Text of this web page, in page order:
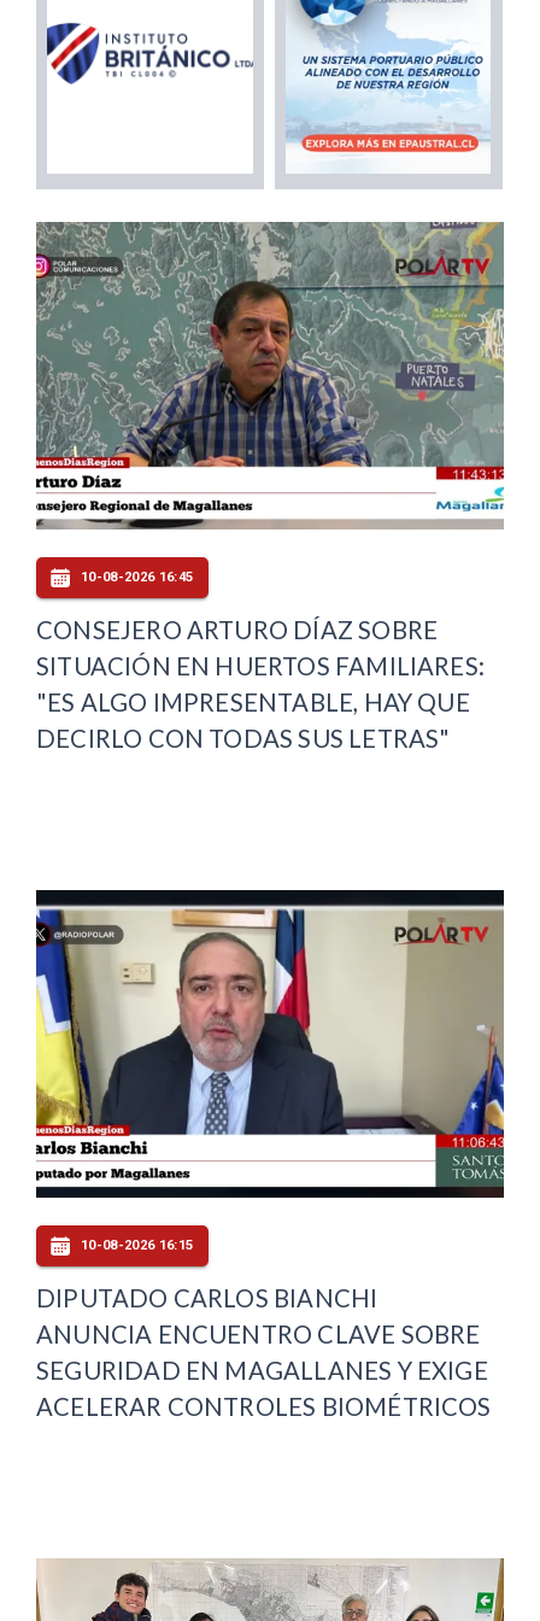
10-08-2026 16:45
CONSEJERO ARTURO DÍAZ SOBRE
SITUACIÓN EN HUERTOS FAMILIARES:
"ES ALGO IMPRESENTABLE, HAY QUE
DECIRLO CON TODAS SUS LETRAS"
10-08-2026 16:15
DIPUTADO CARLOS BIANCHI
ANUNCIA ENCUENTRO CLAVE SOBRE
SEGURIDAD EN MAGALLANES Y EXIGE
ACELERAR CONTROLES BIOMÉTRICOS